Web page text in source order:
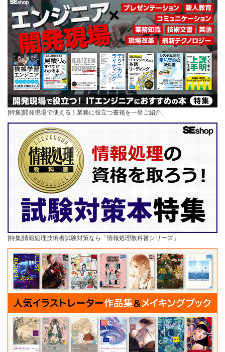
[特集]開発現場で使える！業務に役立つ書籍を一挙ご紹介。
[特集]情報処理技術者試験対策なら「情報処理教科書シリーズ」